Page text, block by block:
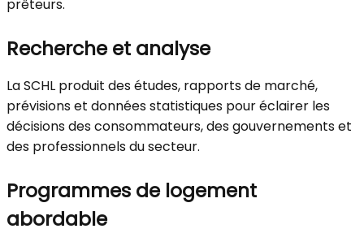
prêteurs.
Recherche et analyse
La SCHL produit des études, rapports de marché,
prévisions et données statistiques pour éclairer les
décisions des consommateurs, des gouvernements et
des professionnels du secteur.
Programmes de logement
abordable